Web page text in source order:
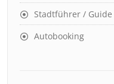
Stadtführer /
Autobooking